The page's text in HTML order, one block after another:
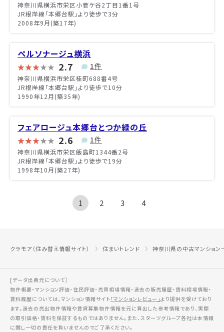
神奈川県横浜市栄区小菅ケ谷2丁目1番1号
JR根岸線「本郷台駅」より徒歩で3分
2008年9月(築17年)
ペルソナージュ横浜
2.7 1件
神奈川県横浜市栄区桂町688番4号
JR根岸線「本郷台駅」より徒歩で10分
1990年12月(築35年)
フェアロージュ本郷台とつか緑の丘
2.6 1件
神奈川県横浜市栄区飯島町1344番2号
JR根岸線「本郷台駅」より徒歩で19分
1998年10月(築27年)
1 2 3 4
クラモア（住み替え情報サイト） 住まいトレンド 神奈川県の中古マンション
[データ出典元について］
物件概要・マンション評価・住民評価・売買相場情報・過去の販売履歴・賃料相場情報・
賃料履歴については、マンション情報サイト「マンションレビュー」より提供を受けており
ます。過去の売出物件情報や賃貸募集物件情報を元に算出した参考情報であり、実際
の取引価格・賃料を保証するものではありません。また、スターツグループ各社は本情報
に関し一切の責任を負いませんのでご了承ください。